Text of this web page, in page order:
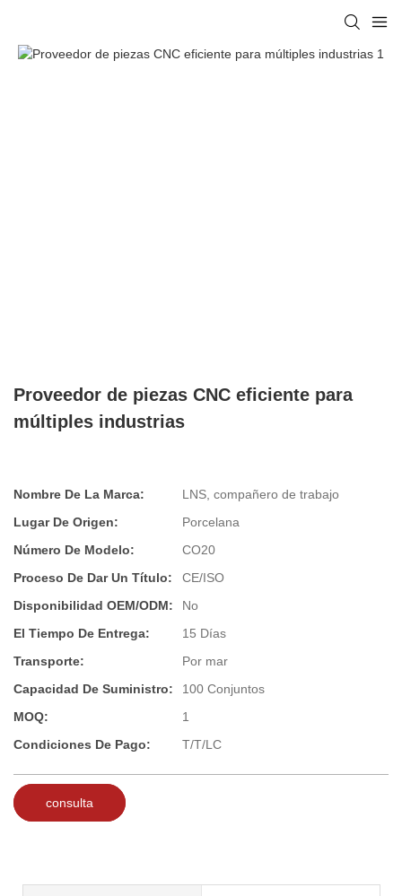
Proveedor de piezas CNC eficiente para
múltiples industrias
Nombre De La Marca:
LNS, compañero de trabajo
Lugar De Origen:
Porcelana
Número De Modelo:
CO20
Proceso De Dar Un Título:
CE/ISO
Disponibilidad OEM/ODM:
No
El Tiempo De Entrega:
15 Días
Transporte:
Por mar
Capacidad De Suministro:
100 Conjuntos
MOQ:
1
Condiciones De Pago:
T/T/LC
consulta